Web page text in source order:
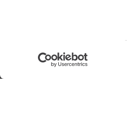
KONTAKT OS